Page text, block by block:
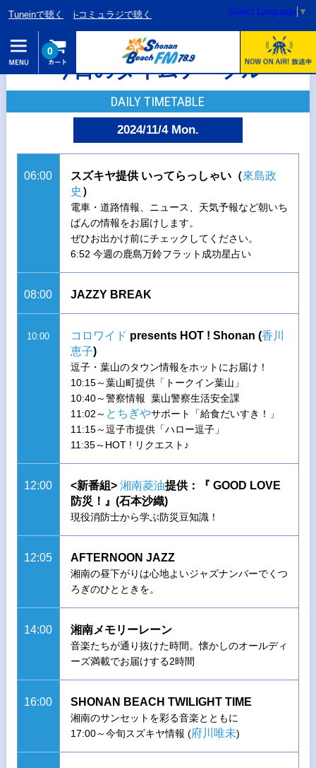
Tuneinで聴く i-コミュラジで聴く Select Language ▼
0
今日のタイムテーブル
DAILY TIMETABLE
2024/11/4 Mon.
06:00 スズキヤ提供 いってらっしゃい（來島政
史 ）
電車・道路情報、ニュース、天気予報など朝いち
ばんの情報をお届けします。
ぜひお出かけ前にチェックしてください。
6:52 今週の鹿島万鈴フラット成功星占い
08:00 JAZZY BREAK
10:00 コロワイド presents HOT ! Shonan (香川
恵子)
逗子・葉山のタウン情報をホットにお届け！
10:15～葉山町提供「トークイン葉山」
10:40～警察情報 葉山警察生活安全課
11:02～ とちぎやサポート「給食だいすき！」
11:15～逗子市提供「ハロー逗子」
11:35～HOT ! リクエスト♪
12:00 <新番組>湘南菱油提供：『 GOOD LOVE
防災！』(石本沙織)
現役消防士から学ぶ防災豆知識！
12:05 AFTERNOON JAZZ
湘南の昼下がりは心地よいジャズナンバーでくつ
ろぎのひとときを。
14:00 湘南メモリーレーン
音楽たちが通り抜けた時間。懐かしのオールディ
ーズ満載でお届けする2時間
16:00 SHONAN BEACH TWILIGHT TIME
湘南のサンセットを彩る音楽とともに
17:00～今旬スズキヤ情報 (府川唯未)